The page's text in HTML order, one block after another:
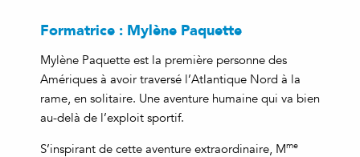
Formatrice : Mylène Paquette
Mylène Paquette est la première personne des
Amériques à avoir traversé l’Atlantique Nord à la
rame, en solitaire. Une aventure humaine qui va bien
au-delà de l’exploit sportif.
S’inspirant de cette aventure extraordinaire, Mme